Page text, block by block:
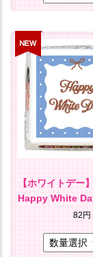
【ホワイトデー
Happy White
82円